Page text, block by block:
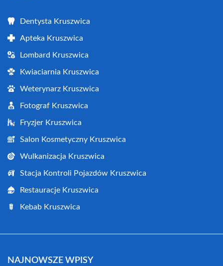
Dentysta Kruszwica
Apteka Kruszwica
Lombard Kruszwica
Kwiaciarnia Kruszwica
Weterynarz Kruszwica
Fotograf Kruszwica
Fryzjer Kruszwica
Salon Kosmetyczny Kruszwica
Wulkanizacja Kruszwica
Stacja Kontroli Pojazdów Kruszwica
Restauracje Kruszwica
Kebab Kruszwica
NAJNOWSZE WPISY